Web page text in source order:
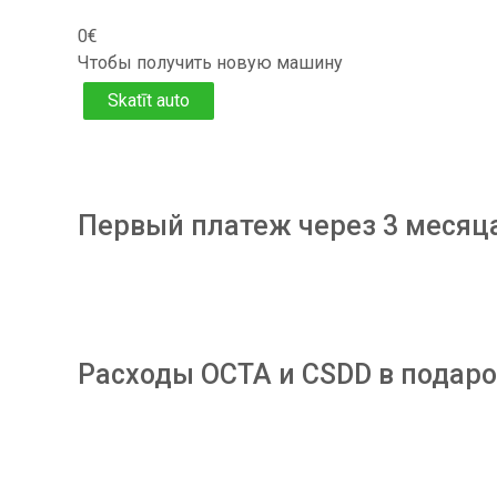
0€
Чтобы получить новую машину
Skatīt auto
Первый платеж через 3
Расходы OCTA и CSDD в